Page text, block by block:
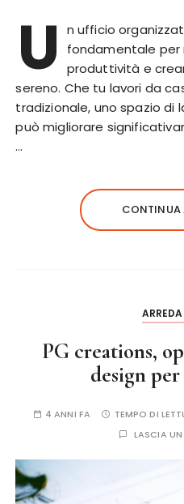
U
n ufficio
fondamentale per
produttività e
sereno. Che tu lavori da
tradizionale, uno spazio di
può migliorare
…
CONTINUA
PG creations,
design per
4 ANNI FA TEMPO DI
LASCIA